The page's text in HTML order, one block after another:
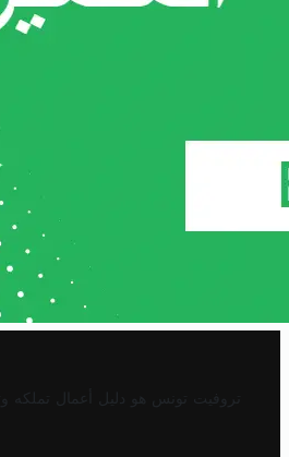
تروفيت تونس هو دليل أعمال تملكه